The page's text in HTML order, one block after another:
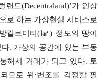
랜드(Decentraland)’가 인상
로 하는 가상현실 서비스로
킬로미터(㎢) 정도의 땅이
. 가상의 공간에 있는 부동
해서 거래가 되고 있다. 토
므로 위·변조를 걱정할 필